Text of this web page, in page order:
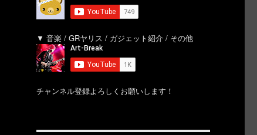
▼ 音楽 / GRヤリス / ガジェット紹介 / その他
チャンネル登録よろしくお願いします！